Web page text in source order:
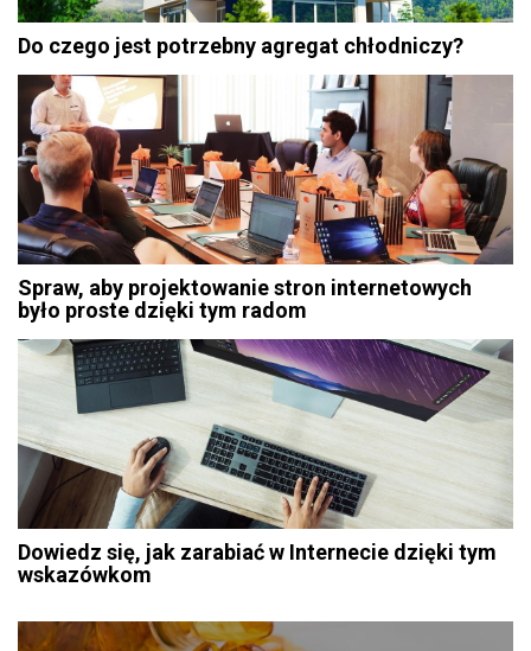
Do czego jest potrzebny agregat chłodniczy?
Spraw, aby projektowanie stron internetowych
było proste dzięki tym radom
Dowiedz się, jak zarabiać w Internecie dzięki tym
wskazówkom